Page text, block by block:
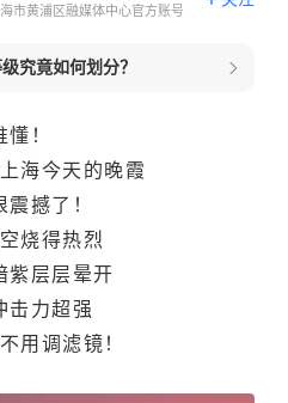
海市黄浦区融媒体中心官方账号
究竟如何划分？
懂！
海今天的晚霞
震撼了！
烧得热烈
紫层层晕开
击力超强
用调滤镜！